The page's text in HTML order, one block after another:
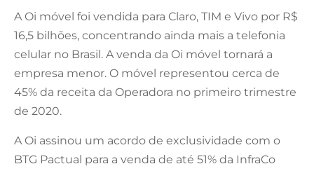
A Oi móvel foi vendida para Claro, TIM e Vivo por R$
16,5 bilhões, concentrando ainda mais a telefonia
celular no Brasil. A venda da Oi móvel tornará a
empresa menor. O móvel representou cerca de
45% da receita da Operadora no primeiro trimestre
de 2020.
A Oi assinou um acordo de exclusividade com o
BTG Pactual para a venda de até 51% da InfraCo